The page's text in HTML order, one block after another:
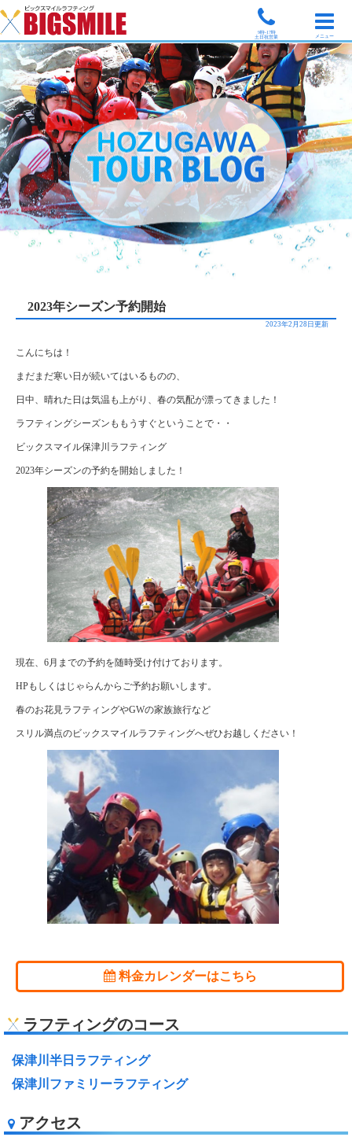
9時-17時
土日祝営業
メニュー
2023年シーズン予約開始
2023年2月28日更新
こんにちは！
まだまだ寒い日が続いてはいるものの、
日中、晴れた日は気温も上がり、春の気配が漂ってきました！
ラフティングシーズンももうすぐということで・・
ビックスマイル保津川ラフティング
2023年シーズンの予約を開始しました！
現在、6月までの予約を随時受け付けております。
HPもしくはじゃらんからご予約お願いします。
春のお花見ラフティングやGWの家族旅行など
スリル満点のビックスマイルラフティングへぜひお越しください！
料金カレンダーはこちら
ラフティングのコース
保津川半日ラフティング
保津川ファミリーラフティング
アクセス